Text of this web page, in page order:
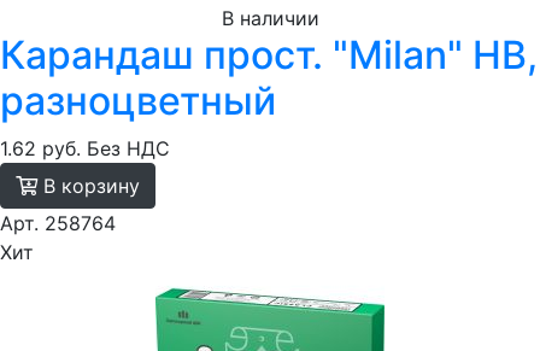
В наличии
Карандаш прост. "Milan" HB,
разноцветный
1.62 руб. Без НДС
В корзину
Арт. 258764
Хит